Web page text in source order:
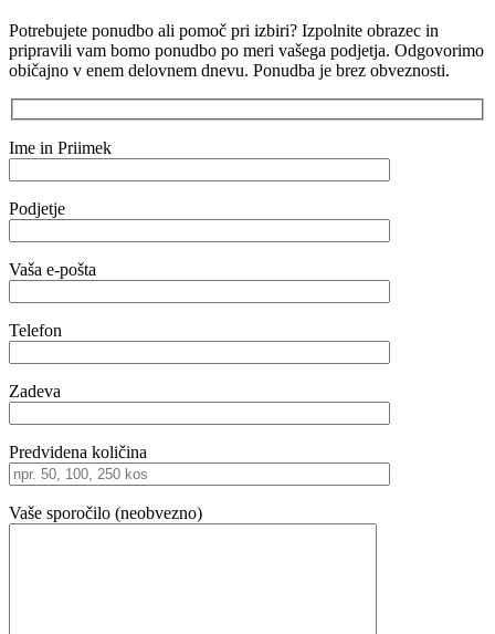
Potrebujete ponudbo ali pomoč pri izbiri? Izpolnite obrazec in
pripravili vam bomo ponudbo po meri vašega podjetja. Odgovorimo
običajno v enem delovnem dnevu. Ponudba je brez obveznosti.
Ime in Priimek
Podjetje
Vaša e-pošta
Telefon
Zadeva
Predvidena količina
Vaše sporočilo (neobvezno)